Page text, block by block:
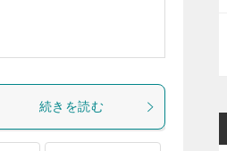
続きを読む